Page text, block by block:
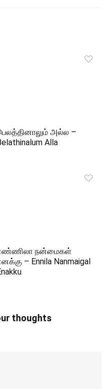
அல்ல –
Alla
நன்மைகள்
– Ennila Nanmaigal
thoughts